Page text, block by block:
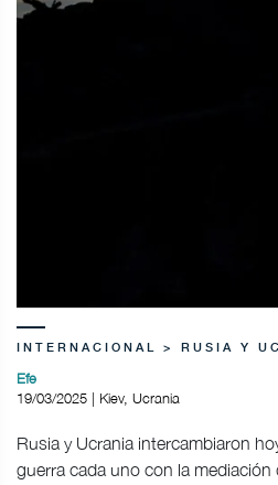
INTERNACIONAL > RUSIA Y
Efe
19/03/2025 | Kiev, Ucrania
Rusia y Ucrania intercambiaron
guerra cada uno con la mediación